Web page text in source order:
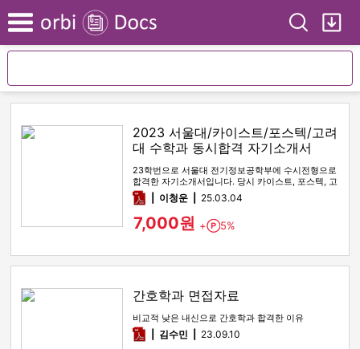
Menu Search
2023 서울대/카이스트/포스텍/고려
대 수학과 동시합격 자기소개서
23학번으로 서울대 전기정보공학부에 수시전형으로
합격한 자기소개서입니다. 당시 카이스트, 포스텍, 고
려대 수학과에도 전부 최…
pdf이청운 25.03.04
7,000원 + Point
5%
간호학과 면접자료
비교적 낮은 내신으로 간호학과 합격한 이유
pdf김수민 23.09.10